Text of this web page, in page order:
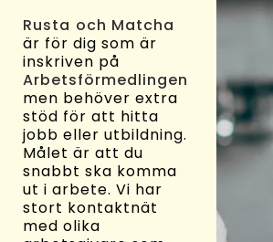
Rusta och Matcha
är för dig som är
inskriven på
Arbetsförmedlingen
men behöver extra
stöd för att hitta
jobb eller utbildning.
Målet är att du
snabbt ska komma
ut i arbete. Vi har
stort kontaktnät
med olika